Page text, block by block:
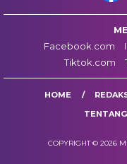
Facebook.com
Tiktok.com
HOME
COPYRIGHT © 2026